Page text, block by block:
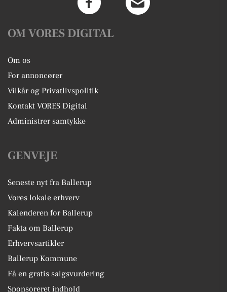
OM VORES DIGITAL
Om os
For annoncører
Vilkår og Privatlivspolitik
Kontakt VORES Digital
Administrer samtykke
GENVEJE
Seneste nyt fra Ballerup
Vores lokale erhverv
Kalenderen for Ballerup
Fakta om Ballerup
Erhvervsartikler
Ballerup Kommune
Få en gratis salgsvurdering
Sponsoreret indhold